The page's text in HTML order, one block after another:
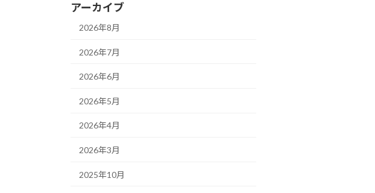
アーカイブ
2026年8月
2026年7月
2026年6月
2026年5月
2026年4月
2026年3月
2025年10月